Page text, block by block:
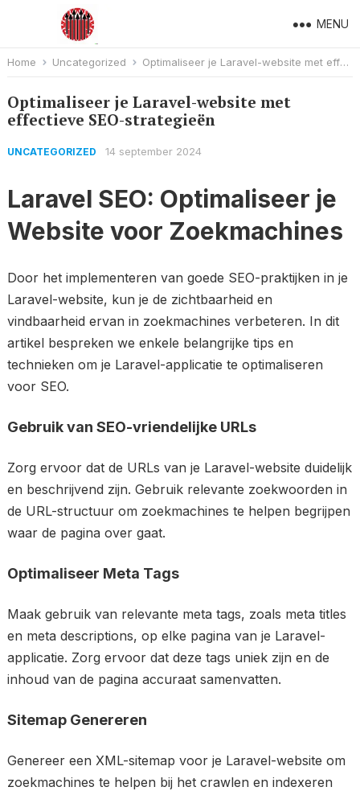
MENU
Home Uncategorized Optimaliseer je Laravel-website met effectieve SEO-strategieën
Optimaliseer je Laravel-website met
effectieve SEO-strategieën
UNCATEGORIZED 14 september 2024
Laravel SEO: Optimaliseer je
Website voor Zoekmachines
Door het implementeren van goede SEO-praktijken in je
Laravel-website, kun je de zichtbaarheid en
vindbaarheid ervan in zoekmachines verbeteren. In dit
artikel bespreken we enkele belangrijke tips en
technieken om je Laravel-applicatie te optimaliseren
voor SEO.
Gebruik van SEO-vriendelijke URLs
Zorg ervoor dat de URLs van je Laravel-website duidelijk
en beschrijvend zijn. Gebruik relevante zoekwoorden in
de URL-structuur om zoekmachines te helpen begrijpen
waar de pagina over gaat.
Optimaliseer Meta Tags
Maak gebruik van relevante meta tags, zoals meta titles
en meta descriptions, op elke pagina van je Laravel-
applicatie. Zorg ervoor dat deze tags uniek zijn en de
inhoud van de pagina accuraat samenvatten.
Sitemap Genereren
Genereer een XML-sitemap voor je Laravel-website om
zoekmachines te helpen bij het crawlen en indexeren